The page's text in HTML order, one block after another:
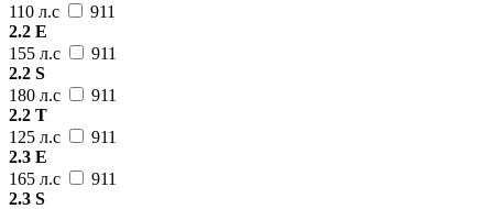
110 л.с
911
2.2 E
155 л.с
911
2.2 S
180 л.с
911
2.2 T
125 л.с
911
2.3 E
165 л.с
911
2.3 S